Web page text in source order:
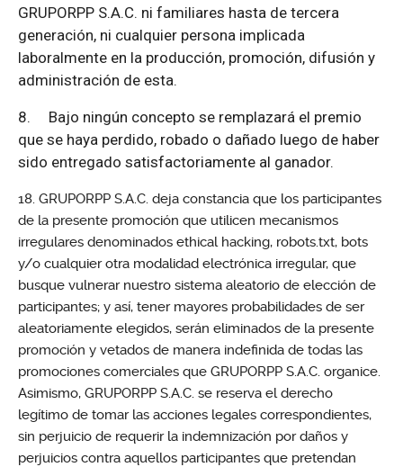
GRUPORPP S.A.C. ni familiares hasta de tercera
generación, ni cualquier persona implicada
laboralmente en la producción, promoción, difusión y
administración de esta.
8. Bajo ningún concepto se remplazará el premio
que se haya perdido, robado o dañado luego de haber
sido entregado satisfactoriamente al ganador.
GRUPORPP S.A.C. deja constancia que los participantes
de la presente promoción que utilicen mecanismos
irregulares denominados ethical hacking, robots.txt, bots
y/o cualquier otra modalidad electrónica irregular, que
busque vulnerar nuestro sistema aleatorio de elección de
participantes; y así, tener mayores probabilidades de ser
aleatoriamente elegidos, serán eliminados de la presente
promoción y vetados de manera indefinida de todas las
promociones comerciales que GRUPORPP S.A.C. organice.
Asimismo, GRUPORPP S.A.C. se reserva el derecho
legítimo de tomar las acciones legales correspondientes,
sin perjuicio de requerir la indemnización por daños y
perjuicios contra aquellos participantes que pretendan